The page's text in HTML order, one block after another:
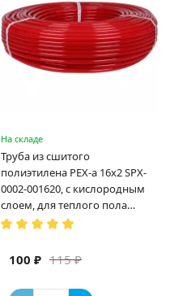
На складе
Труба из сшитого
полиэтилена PEX-a 16х2 SPX-
0002-001620, с кислородным
слоем, для теплого пола
(Испания)
115 ₽
100 ₽